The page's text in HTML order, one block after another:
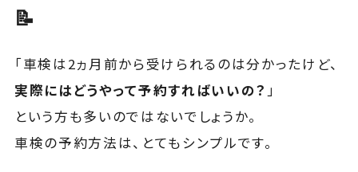
📝
「車検は2ヵ月前から受けられるのは分かったけど、
実際にはどうやって予約すればいいの？ 」
という方も多いのではないでしょうか。
車検の予約方法は、とてもシンプルです。